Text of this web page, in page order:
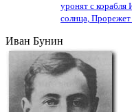
уронят с корабля
солнца,
Иван Бунин